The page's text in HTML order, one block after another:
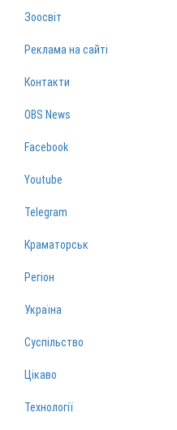
Зоосвіт
Реклама на сайті
Контакти
OBS News
Facebook
Youtube
Telegram
Краматорськ
Регіон
Україна
Суспільство
Цікаво
Технології